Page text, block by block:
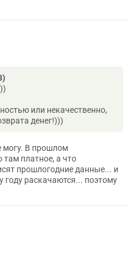
или некачественно,
денег!)))
могу. В прошлом
там платное, а что
прошлогодние данные... и
году раскачаются... поэтому